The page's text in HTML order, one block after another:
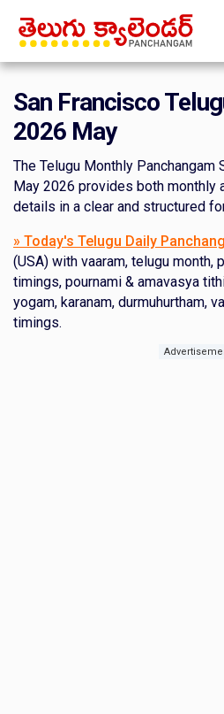
San Francisco
2026 May
The Telugu Monthly Panchangam
May 2026 provides both monthly
details in a clear and structured
» Today's Telugu Daily
(USA) with vaaram, telugu month,
timings, pournami & amavasya
yogam, karanam, durmuhurtham,
timings.